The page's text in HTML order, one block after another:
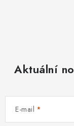
Aktuální
E-mail